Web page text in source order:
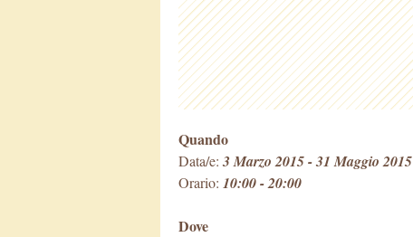
Quando
Data/e:3 Marzo 2015 - 31 Maggio 2015
Orario: 10:00 - 20:00
Dove